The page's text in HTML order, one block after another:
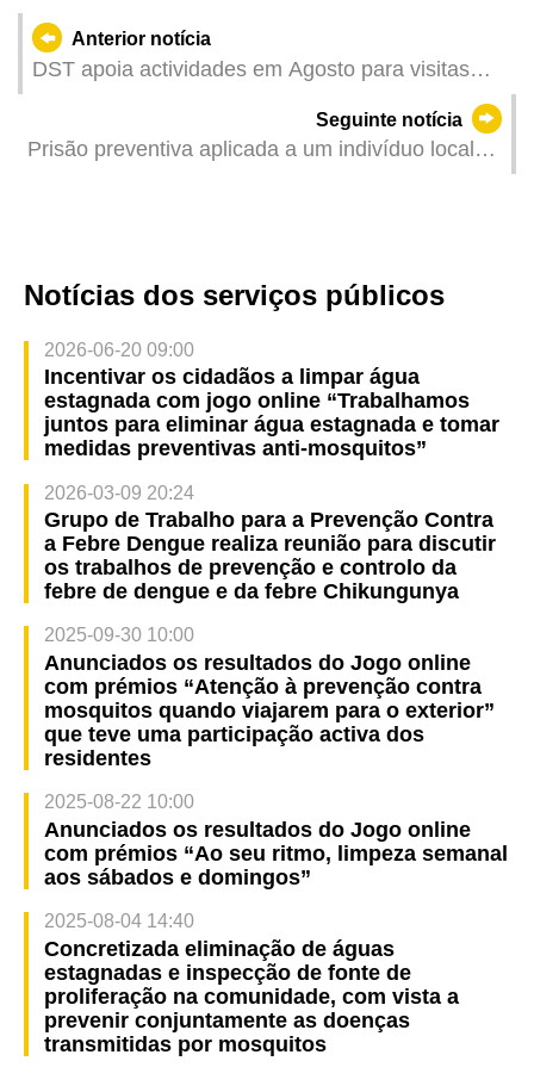
Anterior notícia
DST apoia actividades em Agosto para visitas
aprofundadas às zonas comunitárias durante as
Seguinte notícia
Prisão preventiva aplicada a um indivíduo local
Notícias dos serviços públicos
2026-06-20 09:00
Incentivar os cidadãos a limpar água
estagnada com jogo online “Trabalhamos
juntos para eliminar água estagnada e tomar
medidas preventivas anti-mosquitos”
2026-03-09 20:24
Grupo de Trabalho para a Prevenção Contra
a Febre Dengue realiza reunião para discutir
os trabalhos de prevenção e controlo da
febre de dengue e da febre Chikungunya
2025-09-30 10:00
Anunciados os resultados do Jogo online
com prémios “Atenção à prevenção contra
mosquitos quando viajarem para o exterior”
que teve uma participação activa dos
residentes
2025-08-22 10:00
Anunciados os resultados do Jogo online
com prémios “Ao seu ritmo, limpeza semanal
aos sábados e domingos”
2025-08-04 14:40
Concretizada eliminação de águas
estagnadas e inspecção de fonte de
proliferação na comunidade, com vista a
prevenir conjuntamente as doenças
transmitidas por mosquitos